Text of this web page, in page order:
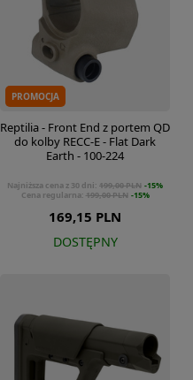
PROMOCJA
Reptilia - Front End z portem QD
do kolby RECC-E - Flat Dark
Earth - 100-224
169,15 PLN
Najniższa cena z 30 dni: 199,00 PLN -15%
Cena regularna: 199,00 PLN -15%
DOSTĘPNY